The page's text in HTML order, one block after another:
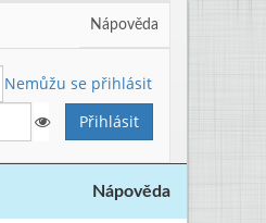
Nápověda
Nemůžu se přihlásit
Nápověda